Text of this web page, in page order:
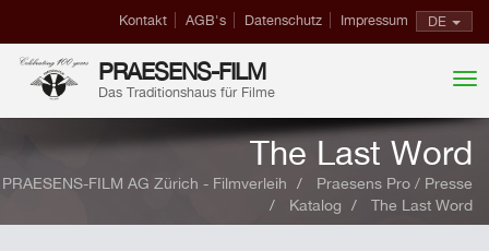
DE
Kontakt AGB's Datenschutz Impressum
PRAESENS-FILM
Das Traditionshaus für Filme
The Last Word
PRAESENS-FILM AG Zürich - Filmverleih
Praesens Pro / Presse
Katalog
The Last Word